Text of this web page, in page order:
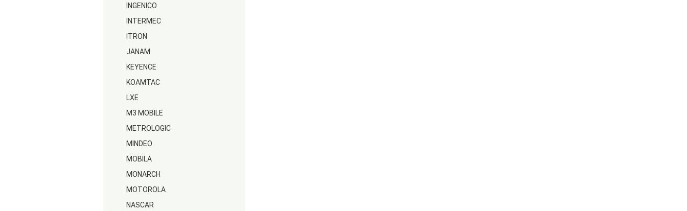
INGENICO
INTERMEC
ITRON
JANAM
KEYENCE
KOAMTAC
LXE
M3 MOBILE
METROLOGIC
MINDEO
MOBILA
MONARCH
MOTOROLA
NASCAR